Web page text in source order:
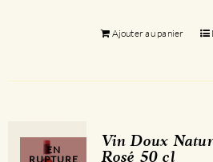
Ajouter au panier
EN
RUPTURE
Vin Doux
Rosé 50 cl